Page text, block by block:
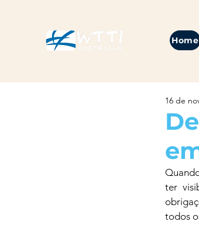
Home
16 de
ter
todos